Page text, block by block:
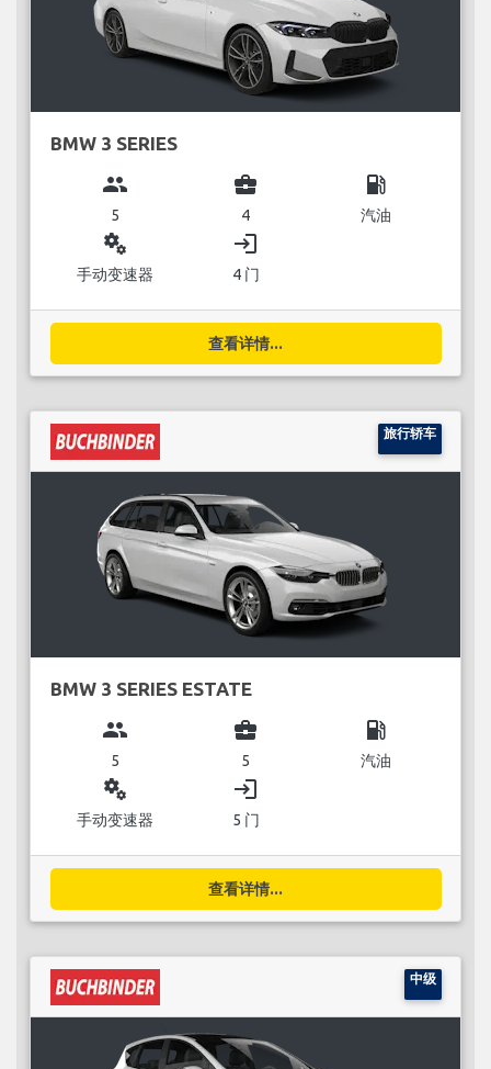
BMW 3 SERIES
group
5
business_center
4
local_gas_station
汽油
miscellaneous_services
手动变速器
login
4 门
查看详情...
旅行轿车
BMW 3 SERIES ESTATE
group
5
business_center
5
local_gas_station
汽油
miscellaneous_services
手动变速器
login
5 门
查看详情...
中级